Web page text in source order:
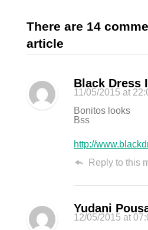
There are 14
article
Black Dress
11/05/2015 at
Bonitos looks
Bss
http://
Reply to this
Yudani
12/05/2015 at